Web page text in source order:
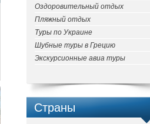
Оздоровительный отдых
Пляжный отдых
Туры по Украине
Шубные туры в Грецию
Экскурсионные авиа туры
Страны